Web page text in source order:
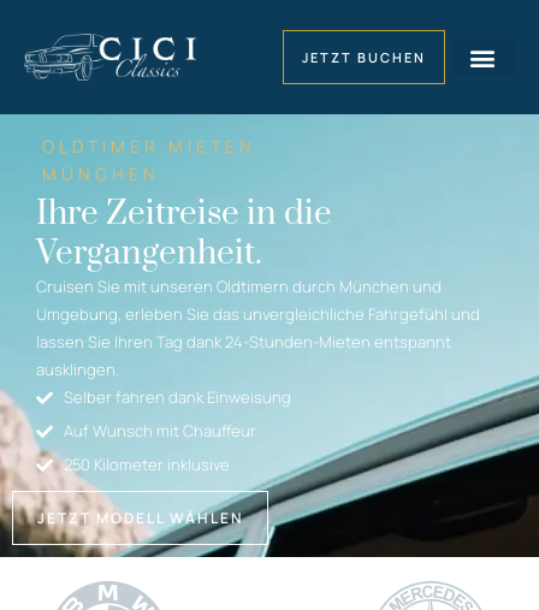
JETZT BUCHEN
OLDTIMER MIETEN
MÜNCHEN
Ihre Zeitreise in die
Vergangenheit.
Cruisen Sie mit unseren Oldtimern durch München und
Umgebung, erleben Sie das unvergleichliche Fahrgefühl und
lassen Sie Ihren Tag dank 24-Stunden-Mieten entspannt
ausklingen.
Selber fahren dank Einweisung
Auf Wunsch mit Chauffeur
250 Kilometer inklusive
JETZT MODELL WÄHLEN